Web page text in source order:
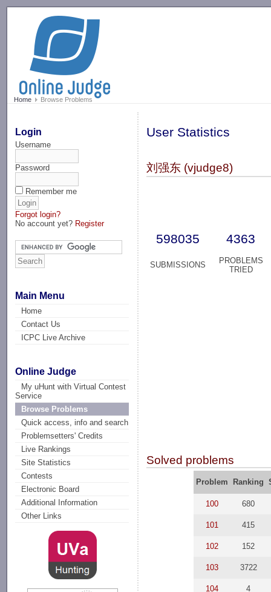
Home Browse Problems
Login
Username
Password
Remember me
Forgot login?
No account yet? Register
Main Menu
Home
Contact Us
ICPC Live Archive
Online Judge
My uHunt with Virtual Contest
Service
Browse Problems
Quick access, info and search
Problemsetters' Credits
Live Rankings
Site Statistics
Contests
Electronic Board
Additional Information
Other Links
User Statistics
刘强东 (vjudge8)
598035 4363
SUBMISSIONS
PROBLEMS
TRIED
Solved problems
Problem Ranking
100 680
101 415
102 152
103 3722
104 4